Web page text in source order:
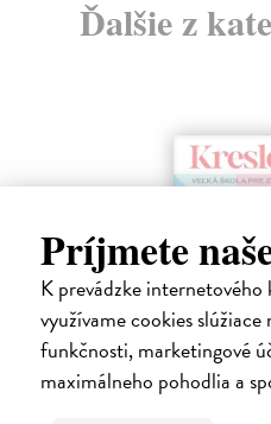
Príjmete
K prevádzke
využívame cookies
funkčnosti, marketingové
maximálneho pohodlia a
Ďalšie z
Kreslenie